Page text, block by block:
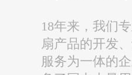
18年来，我们
扇产品的开发
服务为一体的